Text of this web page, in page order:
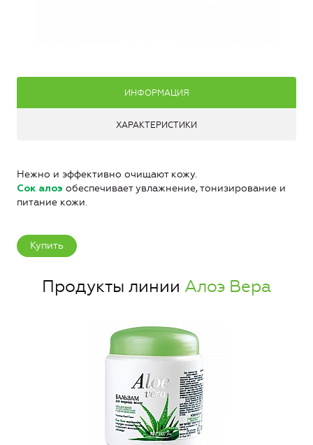
ИНФОРМАЦИЯ
ХАРАКТЕРИСТИКИ
Нежно и эффективно очищают кожу.
Сок алоэ обеспечивает увлажнение, тонизирование и
питание кожи.
Купить
Продукты линии Алоэ Вера